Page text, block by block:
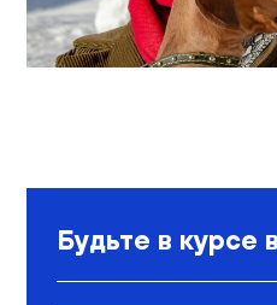
Будьте в курсе